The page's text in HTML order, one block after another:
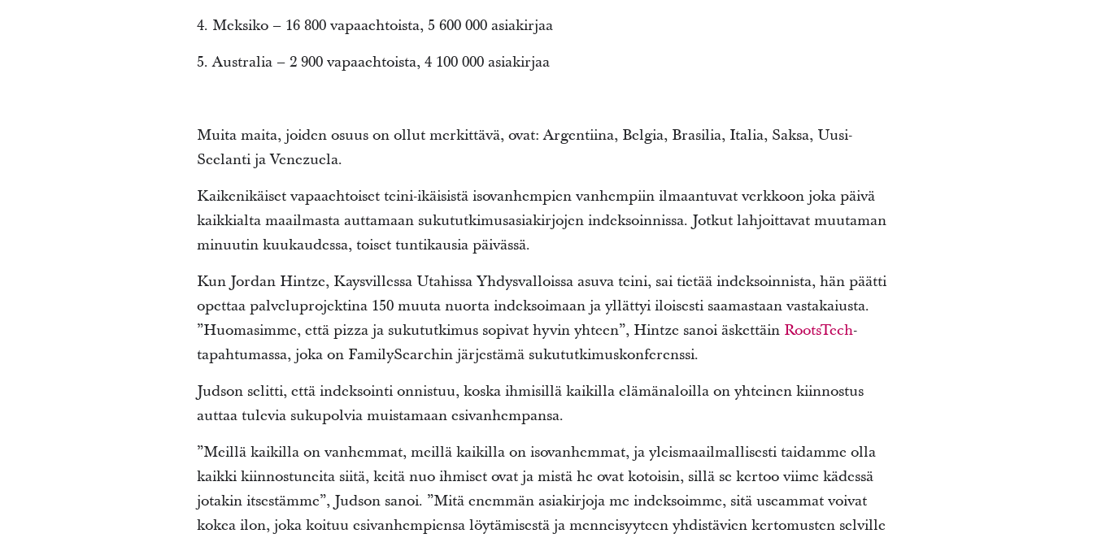
4. Meksiko – 16 800 vapaaehtoista, 5 600 000 asiakirjaa
5. Australia – 2 900 vapaaehtoista, 4 100 000 asiakirjaa
Muita maita, joiden osuus on ollut merkittävä, ovat: Argentiina, Belgia, Brasilia, Italia, Saksa, Uusi-
Seelanti ja Venezuela.
Kaikenikäiset vapaaehtoiset teini-ikäisistä isovanhempien vanhempiin ilmaantuvat verkkoon joka päivä
kaikkialta maailmasta auttamaan sukututkimusasiakirjojen indeksoinnissa. Jotkut lahjoittavat muutaman
minuutin kuukaudessa, toiset tuntikausia päivässä.
Kun Jordan Hintze, Kaysvillessa Utahissa Yhdysvalloissa asuva teini, sai tietää indeksoinnista, hän päätti
opettaa palveluprojektina 150 muuta nuorta indeksoimaan ja yllättyi iloisesti saamastaan vastakaiusta.
”Huomasimme, että pizza ja sukututkimus sopivat hyvin yhteen”, Hintze sanoi äskettäin RootsTech-
tapahtumassa, joka on FamilySearchin järjestämä sukututkimuskonferenssi.
Judson selitti, että indeksointi onnistuu, koska ihmisillä kaikilla elämänaloilla on yhteinen kiinnostus
auttaa tulevia sukupolvia muistamaan esivanhempansa.
”Meillä kaikilla on vanhemmat, meillä kaikilla on isovanhemmat, ja yleismaailmallisesti taidamme olla
kaikki kiinnostuneita siitä, keitä nuo ihmiset ovat ja mistä he ovat kotoisin, sillä se kertoo viime kädessä
jotakin itsestämme”, Judson sanoi. ”Mitä enemmän asiakirjoja me indeksoimme, sitä useammat voivat
kokea ilon, joka koituu esivanhempiensa löytämisestä ja menneisyyteen yhdistävien kertomusten selville